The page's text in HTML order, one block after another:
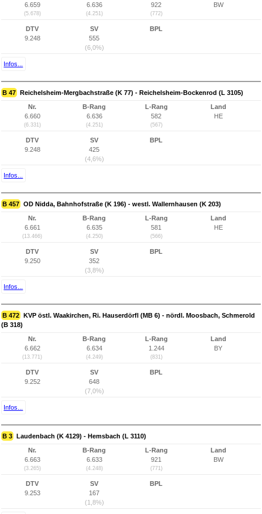
6.659
(5.678)
6.636
(4.251)
922
(772)
BW
DTV
9.248
SV
555
(6,0%)
BPL
Infos...
B 47 Reichelsheim-Mergbachstraße (K 77) - Reichelsheim-Bockenrod (L 3105)
Nr.
6.660
(6.331)
B-Rang
6.636
(4.251)
L-Rang
582
(567)
Land
HE
DTV
9.248
SV
425
(4,6%)
BPL
Infos...
B 457 OD Nidda, Bahnhofstraße (K 196) - westl. Wallernhausen (K 203)
Nr.
6.661
(13.466)
B-Rang
6.635
(4.250)
L-Rang
581
(566)
Land
HE
DTV
9.250
SV
352
(3,8%)
BPL
Infos...
B 472 KVP östl. Waakirchen, Ri. Hauserdörfl (MB 6) - nördl. Moosbach, Schmerold
(B 318)
Nr.
6.662
(13.771)
B-Rang
6.634
(4.249)
L-Rang
1.244
(831)
Land
BY
DTV
9.252
SV
648
(7,0%)
BPL
Infos...
B 3 Laudenbach (K 4129) - Hemsbach (L 3110)
Nr.
6.663
(3.265)
B-Rang
6.633
(4.248)
L-Rang
921
(771)
Land
BW
DTV
9.253
SV
167
(1,8%)
BPL